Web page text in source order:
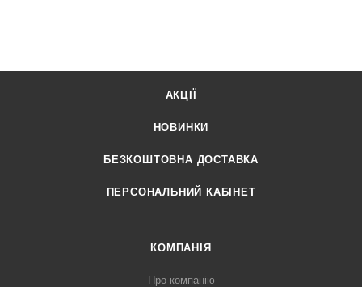
АКЦІЇ
НОВИНКИ
БЕЗКОШТОВНА ДОСТАВКА
ПЕРСОНАЛЬНИЙ КАБІНЕТ
КОМПАНІЯ
Про компанію